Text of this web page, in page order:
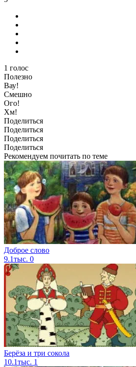
1 голос
Полезно
Вау!
Смешно
Ого!
Хм!
Поделиться
Поделиться
Поделиться
Поделиться
Рекомендуем почитать по теме
Доброе слово
9.1тыс. 0
Берёза и три сокола
10.1тыс. 1